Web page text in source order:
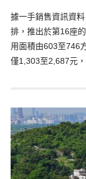
據一手銷售資訊資
排，推出於第16座
用面積由603至746
僅1,303至2,687元